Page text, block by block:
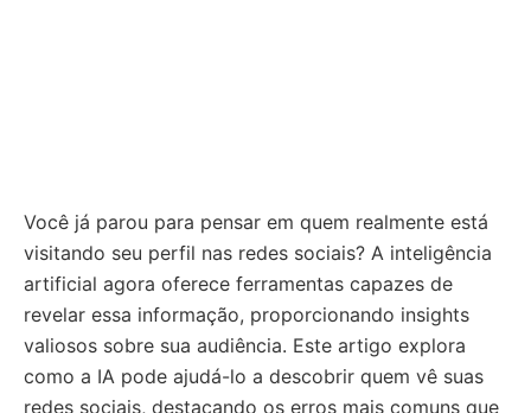
Você já parou para pensar em quem realmente está
visitando seu perfil nas redes sociais? A inteligência
artificial agora oferece ferramentas capazes de
revelar essa informação, proporcionando insights
valiosos sobre sua audiência. Este artigo explora
como a IA pode ajudá-lo a descobrir quem vê suas
redes sociais, destacando os erros mais comuns que